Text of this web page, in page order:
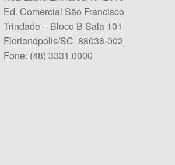
Ed. Comercial São Francisco
Trindade – Bloco B Sala 101
Florianópolis/SC 88036-002
Fone: (48) 3331.0000